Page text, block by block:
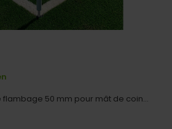
50 mm pour mât de coin...